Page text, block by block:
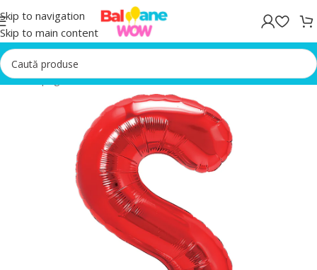
Skip to navigation
Skip to main content
Prima pagină/Baloane folie